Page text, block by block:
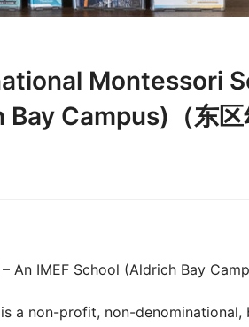
Montessori
Campus)（东区
An IMEF School (Aldrich Bay
a non-profit, non-denominational,